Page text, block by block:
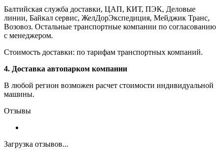
Балтийская служба доставки, ЦАП, КИТ, ПЭК, Деловые
линии, Байкал сервис, ЖелДорЭкспедиция, Мейджик Транс,
Возовоз. Остальные транспортные компании по согласованию
с менеджером.
Стоимость доставки: по тарифам транспортных компаний.
4. Доставка автопарком компании
В любой регион возможен расчет стоимости индивидуальной
машины.
Отзывы
Загрузка отзывов...